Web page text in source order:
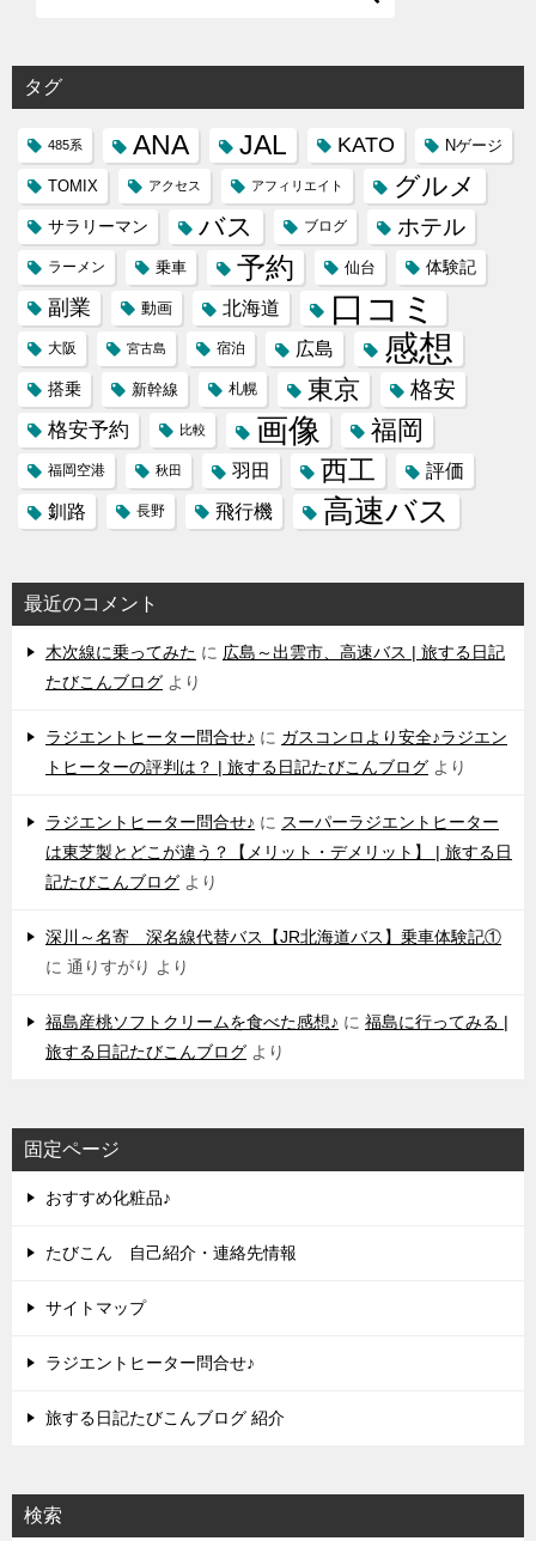
タグ
485系 ANA JAL KATO Nゲージ
TOMIX アクセス アフィリエイト グルメ
サラリーマン バス ブログ ホテル
ラーメン 乗車 予約 仙台 体験記
副業 動画 北海道 口コミ
大阪 宮古島 宿泊 広島 感想
搭乗 新幹線 札幌 東京 格安
格安予約 比較 画像 福岡
福岡空港 秋田 羽田 西工
評価
釧路
長野 飛行機 高速バス
最近のコメント
木次線に乗ってみた に 広島～出雲市、高速バス | 旅する日記
たびこんブログ より
ラジエントヒーター問合せ♪ に ガスコンロより安全♪ラジエン
トヒーターの評判は？ | 旅する日記たびこんブログ より
ラジエントヒーター問合せ♪ に スーパーラジエントヒーター
は東芝製とどこが違う？【メリット・デメリット】 | 旅する日
記たびこんブログ より
深川～名寄 深名線代替バス【JR北海道バス】乗車体験記①
に 通りすがり より
福島産桃ソフトクリームを食べた感想♪ に 福島に行ってみる |
旅する日記たびこんブログ より
固定ページ
おすすめ化粧品♪
たびこん 自己紹介・連絡先情報
サイトマップ
ラジエントヒーター問合せ♪
旅する日記たびこんブログ 紹介
検索